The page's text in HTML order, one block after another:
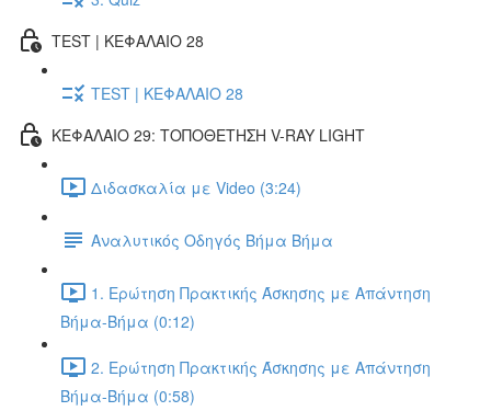
TEST | ΚΕΦΑΛΑΙΟ 28
TEST | ΚΕΦΑΛΑΙΟ 28
ΚΕΦΑΛΑΙΟ 29: ΤΟΠΟΘΕΤΗΣΗ V-RAY LIGHT
Διδασκαλία με Video (3:24)
Αναλυτικός Οδηγός Βήμα Βήμα
1. Ερώτηση Πρακτικής Άσκησης με Απάντηση
Βήμα-Βήμα (0:12)
2. Ερώτηση Πρακτικής Άσκησης με Απάντηση
Βήμα-Βήμα (0:58)